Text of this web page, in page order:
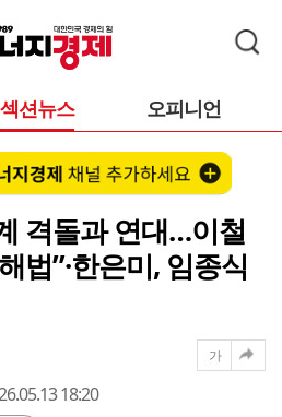
섹션뉴스 오피니언
격돌과 연대…이철
법”·한은미, 임종식
18:20
가